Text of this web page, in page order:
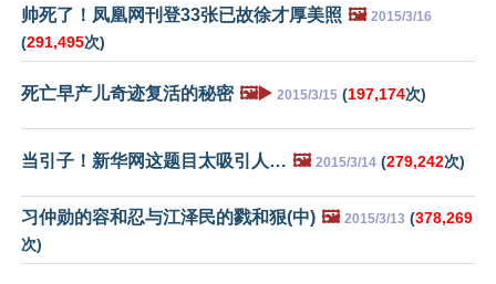
帅死了！凤凰网刊登33张已故徐才厚美照 🖼️ 2015/3/16
(291,495次)
死亡早产儿奇迹复活的秘密 🖼️▶️ 2015/3/15 (197,174次)
当引子！新华网这题目太吸引人… 🖼️ 2015/3/14 (279,242次)
习仲勋的容和忍与江泽民的戮和狠(中) 🖼️ 2015/3/13 (378,269
次)